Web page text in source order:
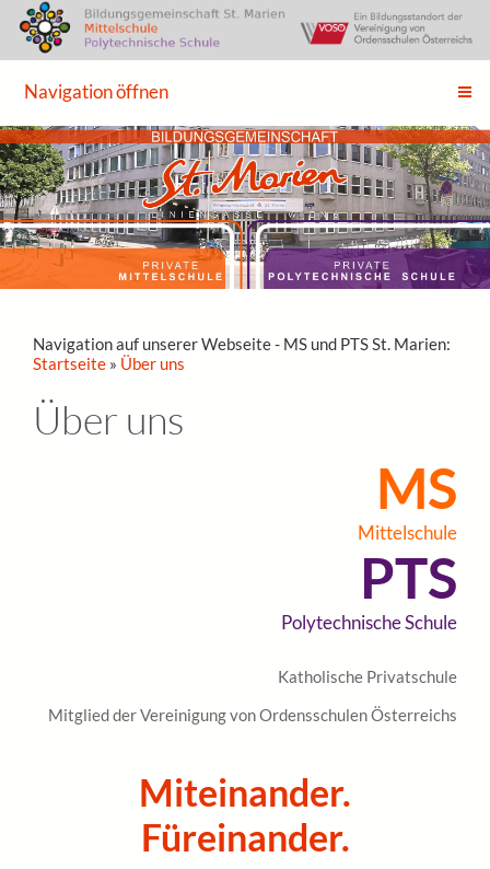
Navigation öffnen
Navigation auf unserer Webseite - MS und PTS St. Marien:
Startseite » Über uns
Über uns
MS
Mittelschule
PTS
Polytechnische Schule
Katholische Privatschule
Mitglied der Vereinigung von Ordensschulen Österreichs
Miteinander.
Füreinander.